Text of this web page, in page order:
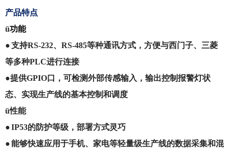
产品特点
ü功能
●支持RS-232、RS-485等种通讯方式，方便与西门子、三菱
等多种PLC进行连接
●提供GPIO口，可检测外部传感输入，输出控制报警灯状
态、实现生产线的基本控制和调度
ü性能
●IP53的防护等级，部署方式灵巧
●能够快速应用于手机、家电等轻量级生产线的数据采集和混